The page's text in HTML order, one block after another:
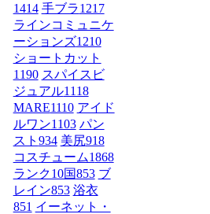
1414 手ブラ1217
ラインコミュニケ
ーションズ1210
ショートカット
1190 スパイスビ
ジュアル1118
MARE1110 アイド
ルワン1103 パン
スト 934 美尻918
コスチューム1868
ランク10国853 ブ
レイン853 浴衣
851 イーネット・